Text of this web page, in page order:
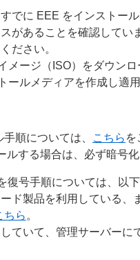
でに EEE をインストー
があることを確認して
ださい。
メージ（ISO）をダウン
ールメディアを作成し適
順については、 こちら を
する場合は、必ず暗号
復号手順については、以
ド製品を利用している
ちら 。
ていて、管理サーバー